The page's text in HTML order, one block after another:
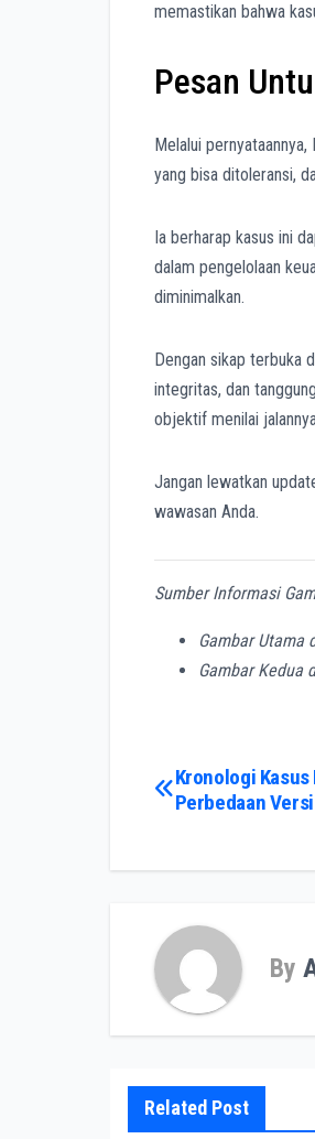
memastikan bahwa
Pesan
Melalui
yang bisa ditoleransi,
Ia berharap kasus ini
dalam pengelolaan
diminimalkan.
Dengan sikap terbuka
integritas, dan
objektif menilai
Jangan lewatkan
wawasan Anda.
Sumber Informasi
Gambar Utama
Gambar Kedua
Post
Kronologi
Perbedaan
By
Related Post